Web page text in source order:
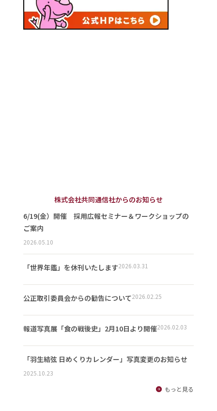
株式会社共同通信社からのお知らせ
6/19(金）開催 採用広報セミナー＆ワークショップの
ご案内
2026.05.10
「世界年鑑」を休刊いたします2026.03.31
公正取引委員会からの勧告について2026.02.25
報道写真展「食の戦後史」2月10日より開催2026.02.03
「羽生結弦 日めくりカレンダー」写真変更のお知らせ
2025.10.23
もっと見る